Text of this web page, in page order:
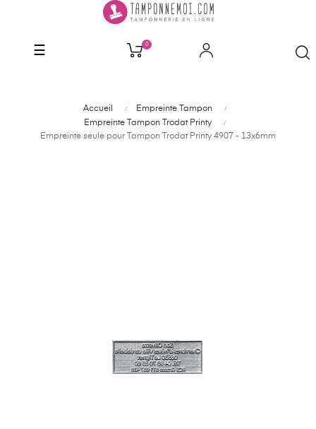
Basculer
☰ 0
Accueil
Empreinte Tampon
Empreinte Tampon Trodat Printy
Empreinte seule pour Tampon Trodat Printy 4907 - 13x6mm